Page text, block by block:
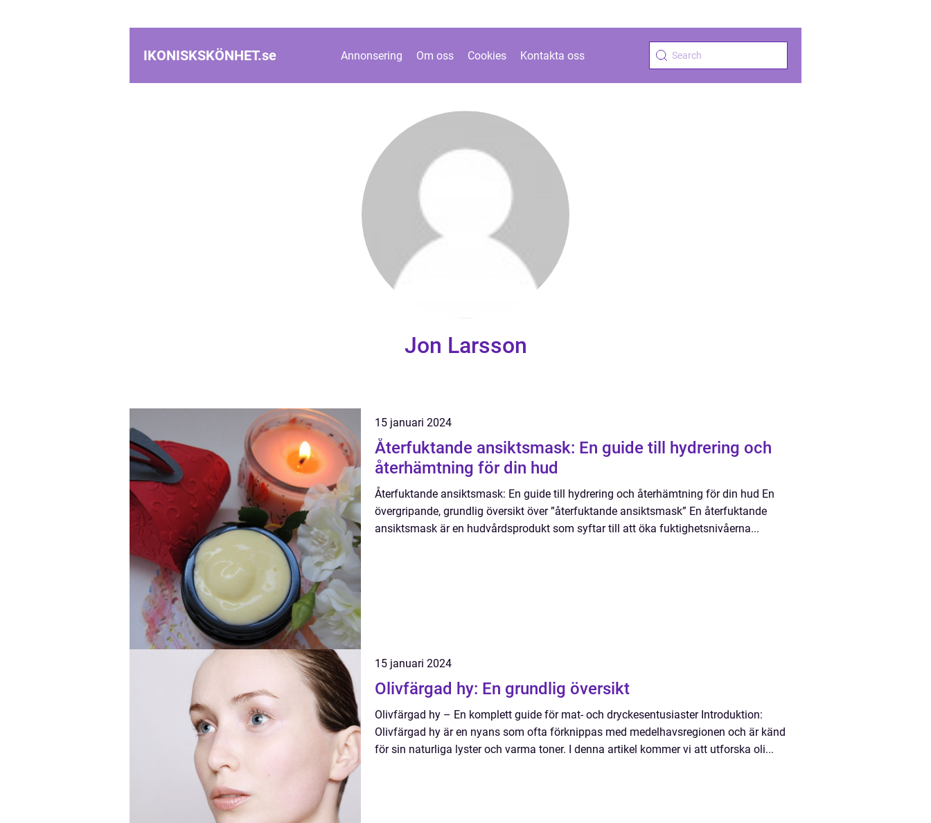
IKONISKSKÖNHET.se Annonsering Om oss Cookies Kontakta oss
Jon Larsson
15 januari 2024
Återfuktande ansiktsmask: En guide till hydrering och
återhämtning för din hud
Återfuktande ansiktsmask: En guide till hydrering och återhämtning för din hud En
övergripande, grundlig översikt över ”återfuktande ansiktsmask” En återfuktande
ansiktsmask är en hudvårdsprodukt som syftar till att öka fuktighetsnivåerna...
15 januari 2024
Olivfärgad hy: En grundlig översikt
Olivfärgad hy – En komplett guide för mat- och dryckesentusiaster Introduktion:
Olivfärgad hy är en nyans som ofta förknippas med medelhavsregionen och är känd
för sin naturliga lyster och varma toner. I denna artikel kommer vi att utforska oli...